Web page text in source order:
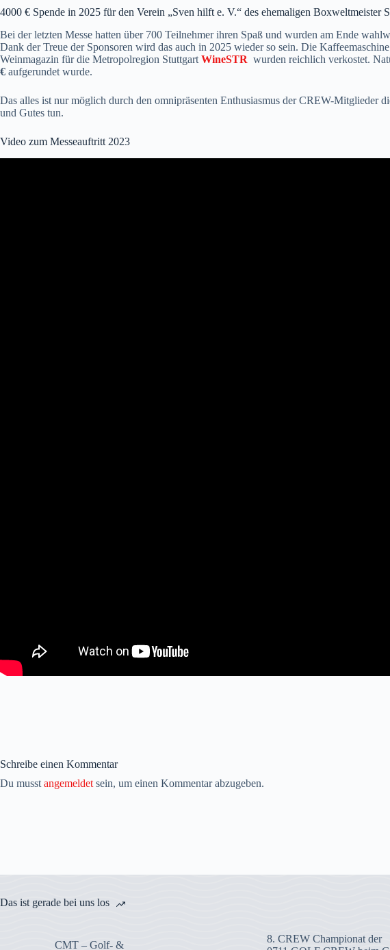
4000 € Spende in 2025 für den Verein „Sven hilft e. V.“ des ehemaligen Boxweltmeister
Bei der letzten Messe hatten über 700 Teilnehmer ihren Spaß und wurden am Ende
Dank der Treue der Sponsoren wird das auch in 2025 wieder so sein. Die
Weinmagazin für die Metropolregion Stuttgart WineSTR wurden reichlich verkostet.
€ aufgerundet wurde.
Das alles ist nur möglich durch den omnipräsenten Enthusiasmus der CREW-Mitglieder
und Gutes tun.
Video zum Messeauftritt 2023
Schreibe einen Kommentar
Du musst angemeldet sein, um einen Kommentar abzugeben.
Das ist gerade bei uns los
CMT – Golf- &
8. CREW Championat der